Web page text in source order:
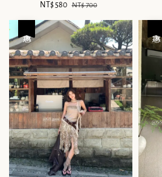
Sale
NT$ 580 Regular
NT$ 700